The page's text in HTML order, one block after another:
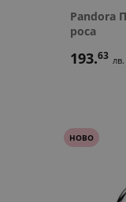
Pandora
роса
193.63 лв.
НОВО